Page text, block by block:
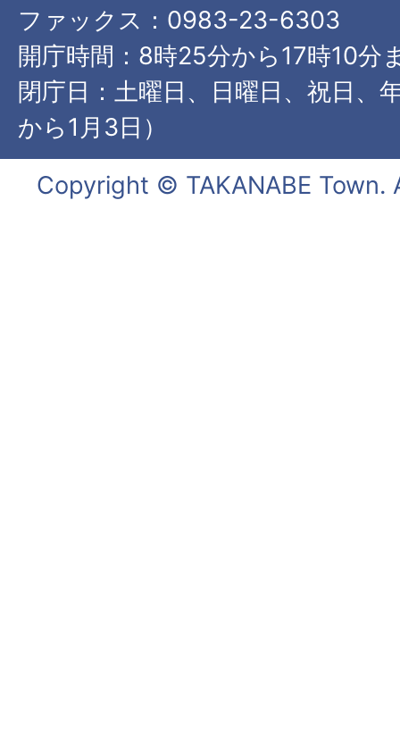
ファックス：0983-23-6303
開庁時間：8時25分から17時10分
閉庁日：土曜日、日曜日、祝日、
から1月3日）
Copyright © TAKANABE Town.